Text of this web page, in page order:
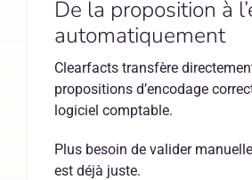
De la proposition à
automatiquement
Clearfacts transfère
propositions d’encodage
logiciel comptable.
Plus besoin de valider
est déjà juste.